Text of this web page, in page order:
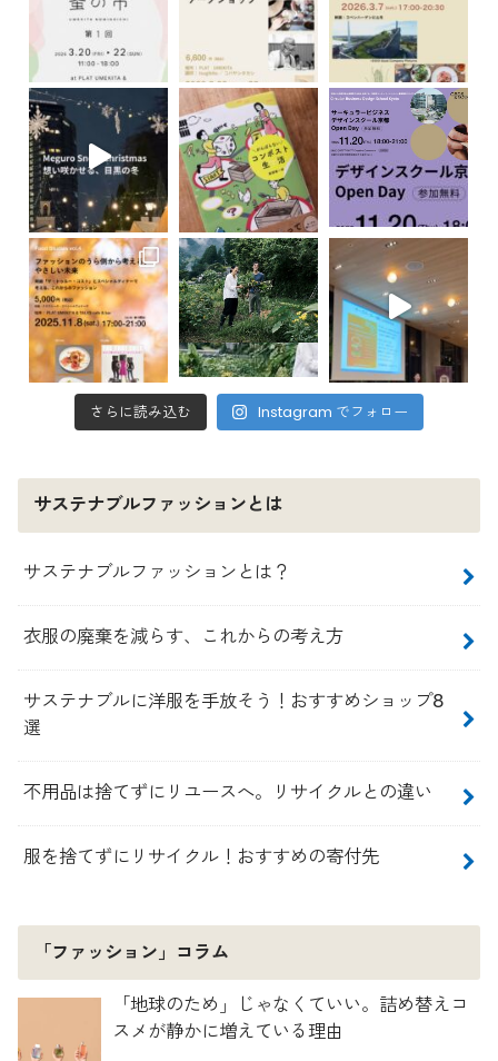
さらに読み込む Instagram でフォロー
サステナブルファッションとは
サステナブルファッションとは？
衣服の廃棄を減らす、これからの考え方
サステナブルに洋服を手放そう！おすすめショップ8
選
不用品は捨てずにリユースへ。リサイクルとの違い
服を捨てずにリサイクル！おすすめの寄付先
「ファッション」コラム
「地球のため」じゃなくていい。詰め替えコ
スメが静かに増えている理由